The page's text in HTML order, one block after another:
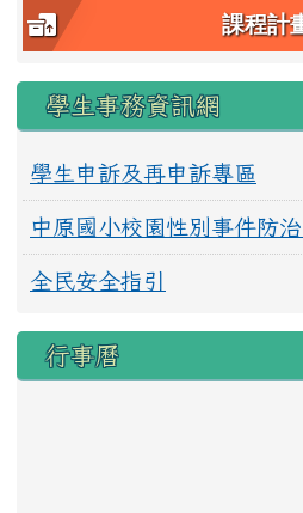
課程計
學生事務資訊網
學生申訴及再申訴專區
中原國小校園性別事件防
全民安全指引
行事曆